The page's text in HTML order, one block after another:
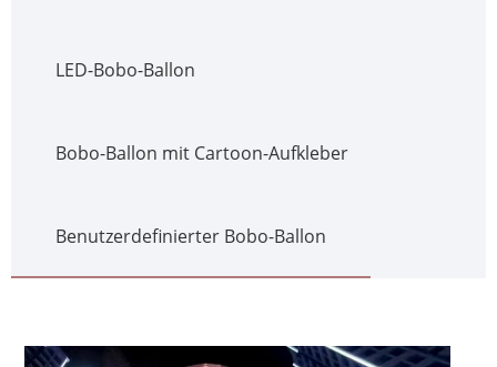
LED-Bobo-Ballon
Bobo-Ballon mit Cartoon-Aufkleber
Benutzerdefinierter Bobo-Ballon